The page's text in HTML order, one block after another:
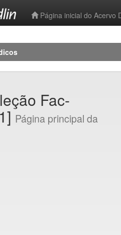
Página inicial do Acervo
Fac-
Página principal da